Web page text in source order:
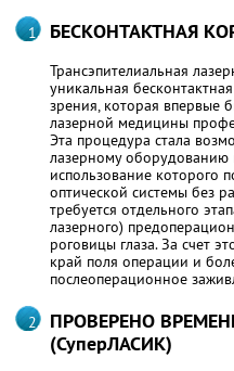
БЕСКОНТАКТНАЯ
Трансэпителиальная
уникальная
зрения, которая впервые
лазерной медицины
Эта процедура стала
лазерному оборудованию
использование которого
оптической системы без
требуется отдельного
лазерного)
роговицы глаза. За счет
край поля операции и
послеоперационное
ПРОВЕРЕНО
(СуперЛАСИК)